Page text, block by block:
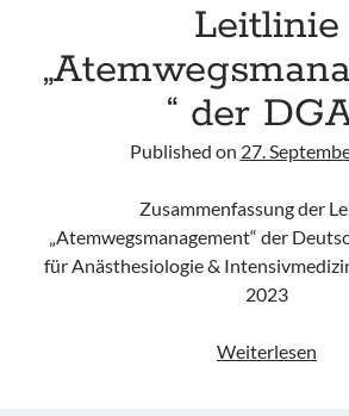
Leitlinie
“ der
Published on 27.
Zusammenfassung der
„Atemwegsmanagement“ der
für Anästhesiologie &
2023
Weiterlesen